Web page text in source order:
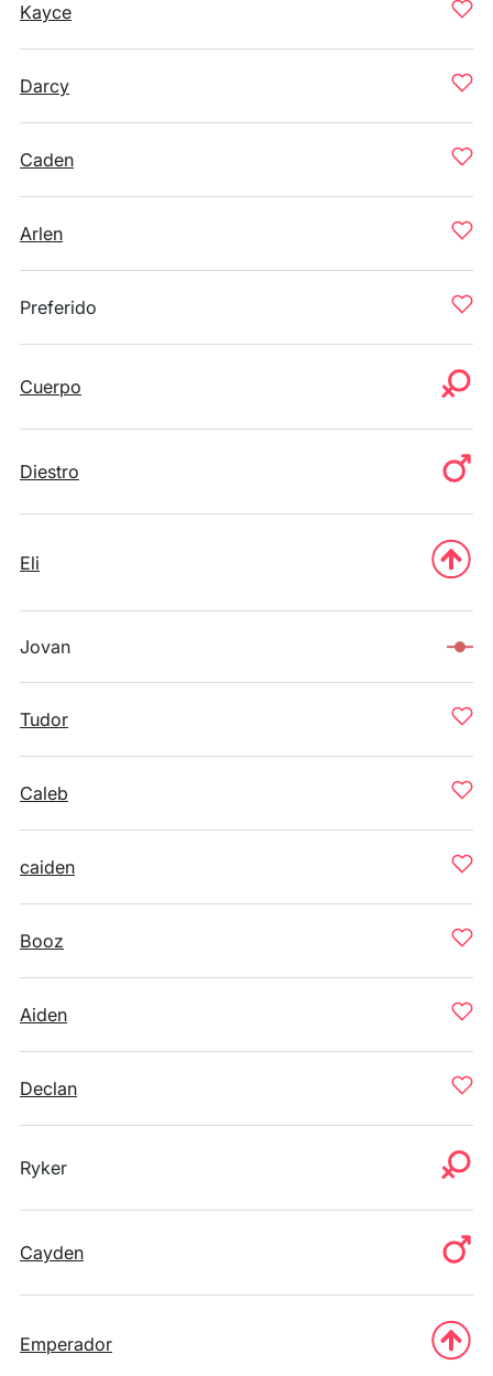
Kayce
Darcy
Caden
Arlen
Preferido
Cuerpo
Diestro
Eli
Jovan
Tudor
Caleb
caiden
Booz
Aiden
Declan
Ryker
Cayden
Emperador